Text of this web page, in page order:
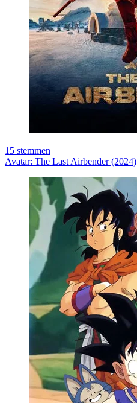
15 stemmen
Avatar: The Last Airbender (2024)